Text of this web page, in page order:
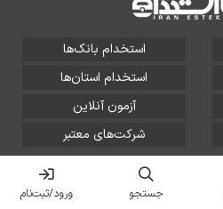
استخدام بانک‌ها
استخدام استان‌ها
آزمون آنلاین
شرکت‌های معتبر
برای آلتین سیستم محفوظ است و هر
پیگرد قانونی دارد.
جستجو ورود/ثبت‌نام